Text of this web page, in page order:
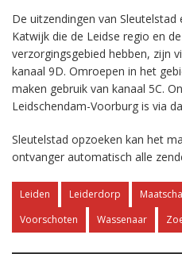
De uitzendingen van
Katwijk die de Leidse regio en
verzorgingsgebied hebben, zijn
kanaal 9D. Omroepen in het
maken gebruik van kanaal 5C.
Leidschendam-Voorburg is via
Sleutelstad opzoeken kan het
ontvanger automatisch alle
Leiden Leiderdorp
Voorschoten
Wassenaar